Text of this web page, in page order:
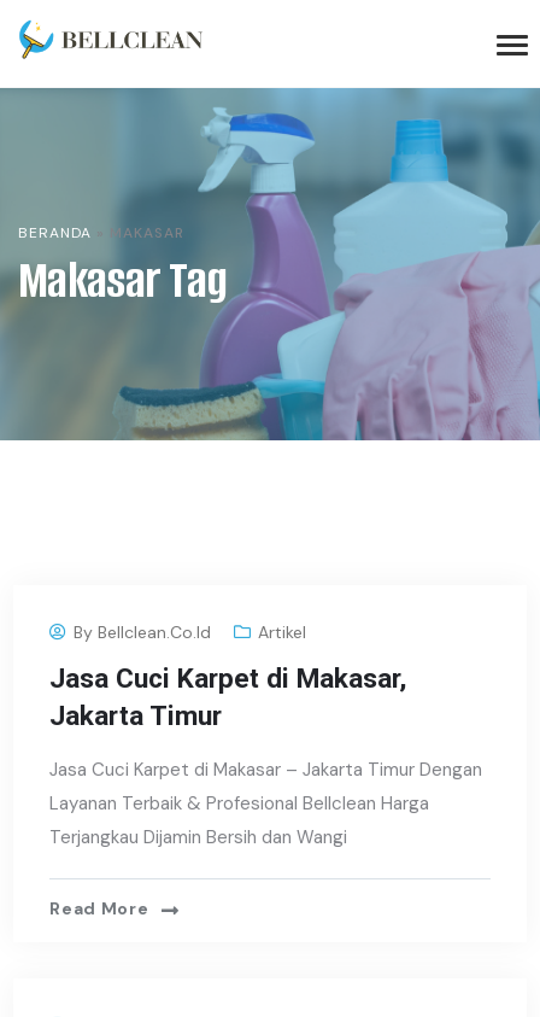
BERANDA MAKASAR
Makasar Tag
ByBellclean.co.id Artikel
Jasa Cuci Karpet di Makasar,
Jakarta Timur
Jasa Cuci Karpet di Makasar – Jakarta Timur Dengan
Layanan Terbaik & Profesional Bellclean Harga
Terjangkau Dijamin Bersih dan Wangi
Read More